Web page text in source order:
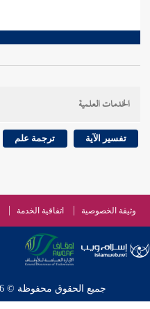
الخدمات العلمية
تفسير الآية ترجمة علم
وثيقة الخصوصية اتفاقية الخدمة
جميع الحقوق محفوظة © 2026 - 1998 لشبكة إسلام ويب